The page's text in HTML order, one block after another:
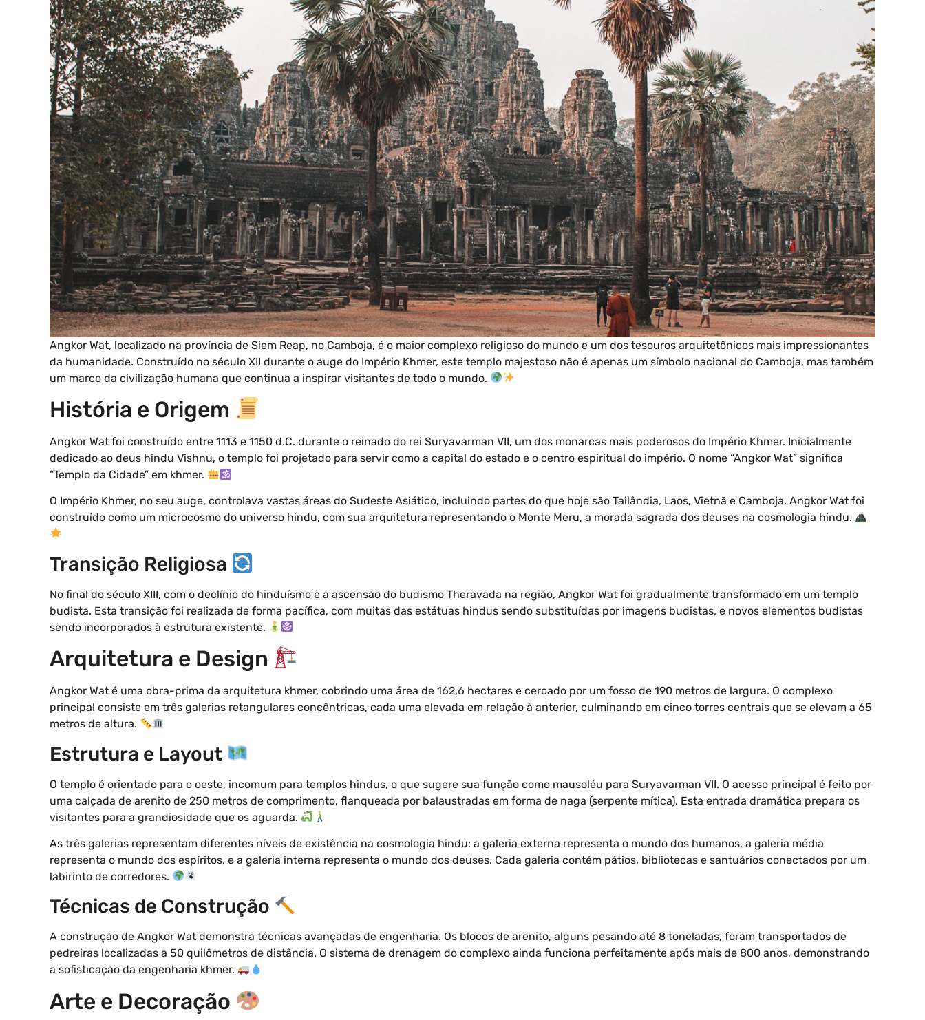
Angkor Wat, localizado na província de Siem Reap, no Camboja, é o maior complexo religioso do mundo e um dos tesouros arquitetônicos mais impressionantes
da humanidade. Construído no século XII durante o auge do Império Khmer, este templo majestoso não é apenas um símbolo nacional do Camboja, mas também
um marco da civilização humana que continua a inspirar visitantes de todo o mundo.
História e Origem
Angkor Wat foi construído entre 1113 e 1150 d.C. durante o reinado do rei Suryavarman VII, um dos monarcas mais poderosos do Império Khmer. Inicialmente
dedicado ao deus hindu Vishnu, o templo foi projetado para servir como a capital do estado e o centro espiritual do império. O nome “Angkor Wat” significa
“Templo da Cidade” em khmer.
O Império Khmer, no seu auge, controlava vastas áreas do Sudeste Asiático, incluindo partes do que hoje são Tailândia, Laos, Vietnã e Camboja. Angkor Wat foi
construído como um microcosmo do universo hindu, com sua arquitetura representando o Monte Meru, a morada sagrada dos deuses na cosmologia hindu.
Transição Religiosa
No final do século XIII, com o declínio do hinduísmo e a ascensão do budismo Theravada na região, Angkor Wat foi gradualmente transformado em um templo
budista. Esta transição foi realizada de forma pacífica, com muitas das estátuas hindus sendo substituídas por imagens budistas, e novos elementos budistas
sendo incorporados à estrutura existente.
Arquitetura e Design
Angkor Wat é uma obra-prima da arquitetura khmer, cobrindo uma área de 162,6 hectares e cercado por um fosso de 190 metros de largura. O complexo
principal consiste em três galerias retangulares concêntricas, cada uma elevada em relação à anterior, culminando em cinco torres centrais que se elevam a 65
metros de altura.
Estrutura e Layout
O templo é orientado para o oeste, incomum para templos hindus, o que sugere sua função como mausoléu para Suryavarman VII. O acesso principal é feito por
uma calçada de arenito de 250 metros de comprimento, flanqueada por balaustradas em forma de naga (serpente mítica). Esta entrada dramática prepara os
visitantes para a grandiosidade que os aguarda.
As três galerias representam diferentes níveis de existência na cosmologia hindu: a galeria externa representa o mundo dos humanos, a galeria média
representa o mundo dos espíritos, e a galeria interna representa o mundo dos deuses. Cada galeria contém pátios, bibliotecas e santuários conectados por um
labirinto de corredores.
Técnicas de Construção
A construção de Angkor Wat demonstra técnicas avançadas de engenharia. Os blocos de arenito, alguns pesando até 8 toneladas, foram transportados de
pedreiras localizadas a 50 quilômetros de distância. O sistema de drenagem do complexo ainda funciona perfeitamente após mais de 800 anos, demonstrando
a sofisticação da engenharia khmer.
Arte e Decoração